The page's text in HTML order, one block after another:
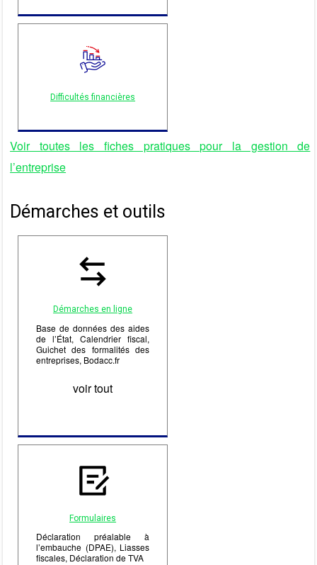
Difficultés financières
Voir toutes les fiches pratiques pour la gestion de
l’entreprise
Démarches et outils
Démarches en ligne
Base de données des aides
de l’État, Calendrier fiscal,
Guichet des formalités des
entreprises, Bodacc.fr
voir tout
Formulaires
Déclaration préalable à
l’embauche (DPAE), Liasses
fiscales, Déclaration de TVA